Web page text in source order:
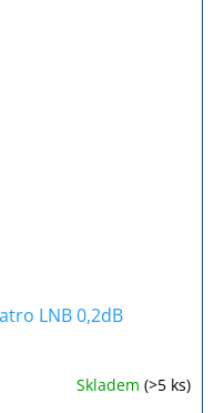
LNB 0,2dB
Skladem (>5 ks)